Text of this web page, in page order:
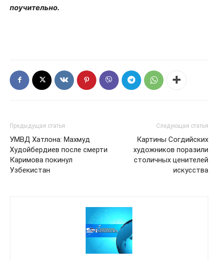
поучительно.
Предыдущая статья
УМВД Хатлона: Махмуд
Худойбердиев после смерти
Каримова покинул
Узбекистан
Следующая статья
Картины Согдийских
художников поразили
столичных ценителей
искусства